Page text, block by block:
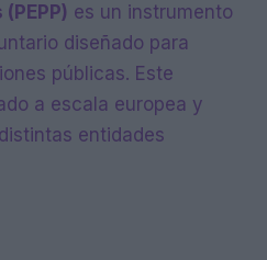
es un instrumento
diseñado para
públicas. Este
a escala europea y
entidades